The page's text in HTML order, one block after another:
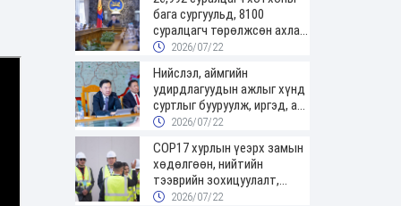
бага сургуульд, 8100
суралцагч төрөлжсөн ахлах
сургуульд суралцана
2026/07/22
Нийслэл, аймгийн
удирдлагуудын ажлыг хүнд
суртлыг бууруулж, иргэд, аж
ахуйн нэгжийн ачааг хэрхэн
2026/07/22
COP17 хурлын үеэрх замын
хөдөлгөөн, нийтийн
тээврийн зохицуулалт,
сургууль, цэцэрлэг, зах,
2026/07/22